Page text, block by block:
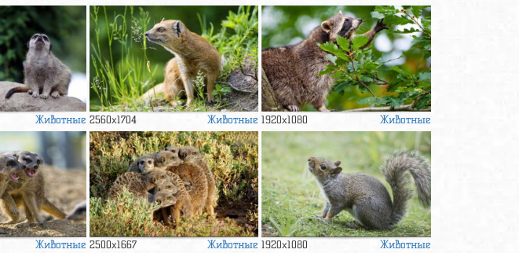
Животные 2560x1704 Животные 1920x1080 Животные
Животные 2500x1667 Животные 1920x1080 Животные